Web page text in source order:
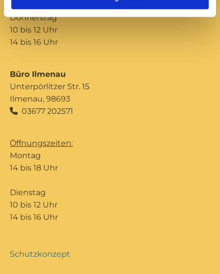
Donnerstag
10 bis 12 Uhr
14 bis 16 Uhr
Büro Ilmenau
Unterpörlitzer Str. 15
Ilmenau, 98693
 03677 202571
Öffnungszeiten:
Montag
14 bis 18 Uhr
Dienstag
10 bis 12 Uhr
14 bis 16 Uhr
Schutzkonzept